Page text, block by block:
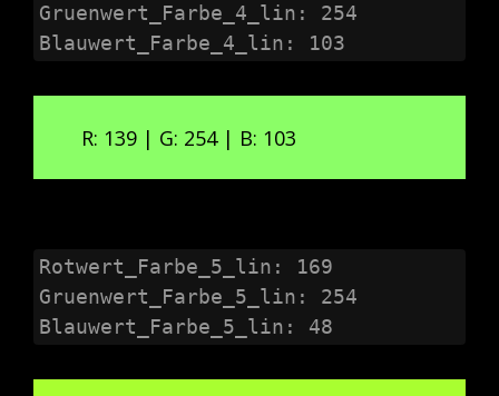
Gruenwert_Farbe_4_lin: 254
Blauwert_Farbe_4_lin: 103
R: 139 | G: 254 | B: 103
Rotwert_Farbe_5_lin: 169
Gruenwert_Farbe_5_lin: 254
Blauwert_Farbe_5_lin: 48